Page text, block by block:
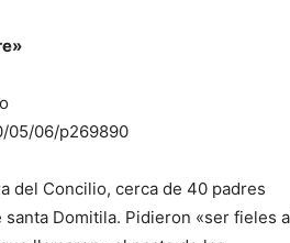
05/06/p269890
del Concilio, cerca de 40 padres
Domitila. Pidieron «ser fieles